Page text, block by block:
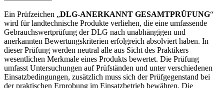
Ein Prüfzeichen „DLG-ANERKANNT GESAMTPRÜFUNG“
wird für landtechnische Produkte verliehen, die eine umfassende
Gebrauchswertprüfung der DLG nach unabhängigen und
anerkannten Bewertungskriterien erfolgreich absolviert haben. In
dieser Prüfung werden neutral alle aus Sicht des Praktikers
wesentlichen Merkmale eines Produkts bewertet. Die Prüfung
umfasst Untersuchungen auf Prüfständen und unter verschiedenen
Einsatzbedingungen, zusätzlich muss sich der Prüfgegenstand bei
der praktischen Erprobung im Einsatzbetrieb bewähren. Die